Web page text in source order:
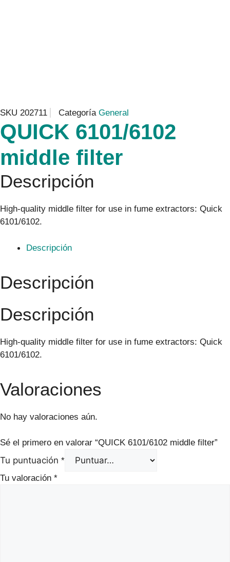
SKU 202711 Categoría General
QUICK 6101/6102
middle filter
Descripción
High-quality middle filter for use in fume extractors: Quick
6101/6102.
Descripción
Descripción
Descripción
High-quality middle filter for use in fume extractors: Quick
6101/6102.
Valoraciones
No hay valoraciones aún.
Sé el primero en valorar “QUICK 6101/6102 middle filter”
Tu puntuación *
Tu valoración *